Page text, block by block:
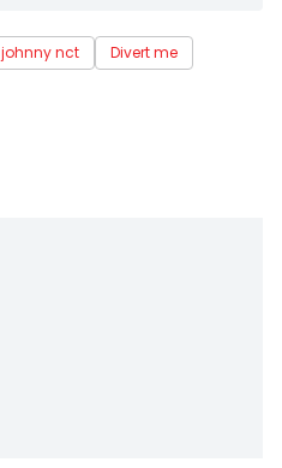
johnny nct
Divert me